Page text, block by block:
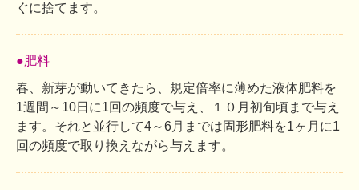
ぐに捨てます。
●肥料
春、新芽が動いてきたら、規定倍率に薄めた液体肥料を
1週間～10日に1回の頻度で与え、１０月初旬頃まで与え
ます。それと並行して4～6月までは固形肥料を1ヶ月に1
回の頻度で取り換えながら与えます。